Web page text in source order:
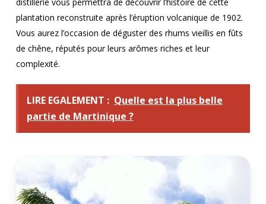
plantation reconstruite après l’éruption volcanique de 1902.
Vous aurez l’occasion de déguster des rhums vieillis en fûts
de chêne, réputés pour leurs arômes riches et leur
complexité.
LIRE EGALEMENT : Quelle est la plus belle
partie de Martinique ?